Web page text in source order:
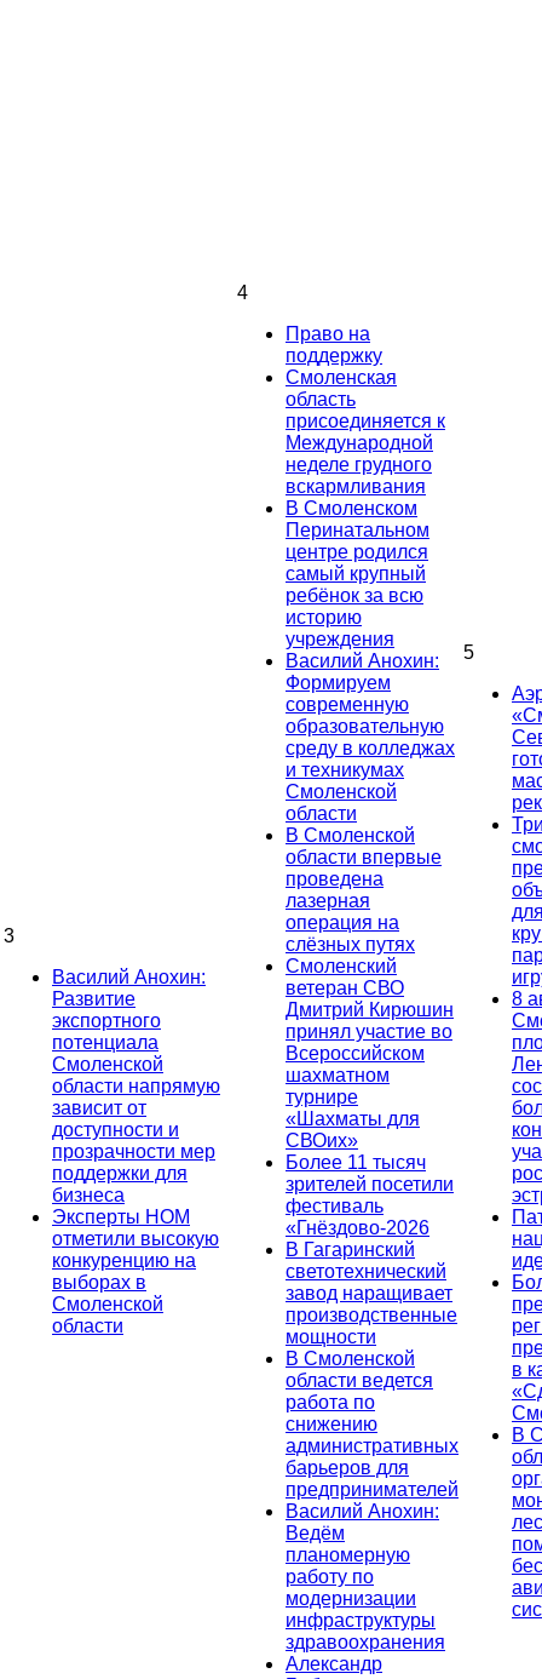
3
Василий Анохин:
Развитие
экспортного
потенциала
Смоленской
области напрямую
зависит от
доступности и
прозрачности мер
поддержки для
бизнеса
Эксперты НОМ
отметили высокую
конкуренцию на
выборах в
Смоленской
области
4
Право на
поддержку
Смоленская
область
присоединяется к
Международной
неделе грудного
вскармливания
В Смоленском
Перинатальном
центре родился
самый крупный
ребёнок за всю
историю
учреждения
Василий Анохин:
Формируем
современную
образовательную
среду в колледжах
и техникумах
Смоленской
области
В Смоленской
области впервые
проведена
лазерная
операция на
слёзных путях
Смоленский
ветеран СВО
Дмитрий Кирюшин
принял участие во
Всероссийском
шахматном
турнире
«Шахматы для
СВОих»
Более 11 тысяч
зрителей посетили
фестиваль
«Гнёздово-2026
В Гагаринский
светотехнический
завод наращивает
производственные
мощности
В Смоленской
области ведется
работа по
снижению
административных
барьеров для
предпринимателей
Василий Анохин:
Ведём
планомерную
работу по
модернизации
инфраструктуры
здравоохранения
Александр
5
8
в
В